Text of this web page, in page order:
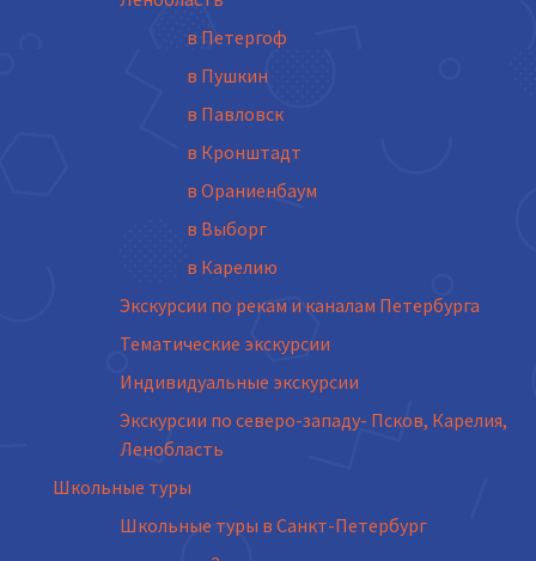
в Петергоф
в Пушкин
в Павловск
в Кронштадт
в Ораниенбаум
в Выборг
в Карелию
Экскурсии по рекам и каналам Петербурга
Тематические экскурсии
Индивидуальные экскурсии
Экскурсии по северо-западу- Псков, Карелия,
Ленобласть
Школьные туры
Школьные туры в Санкт-Петербург